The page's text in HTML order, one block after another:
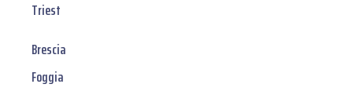
Triest
Brescia
Foggia